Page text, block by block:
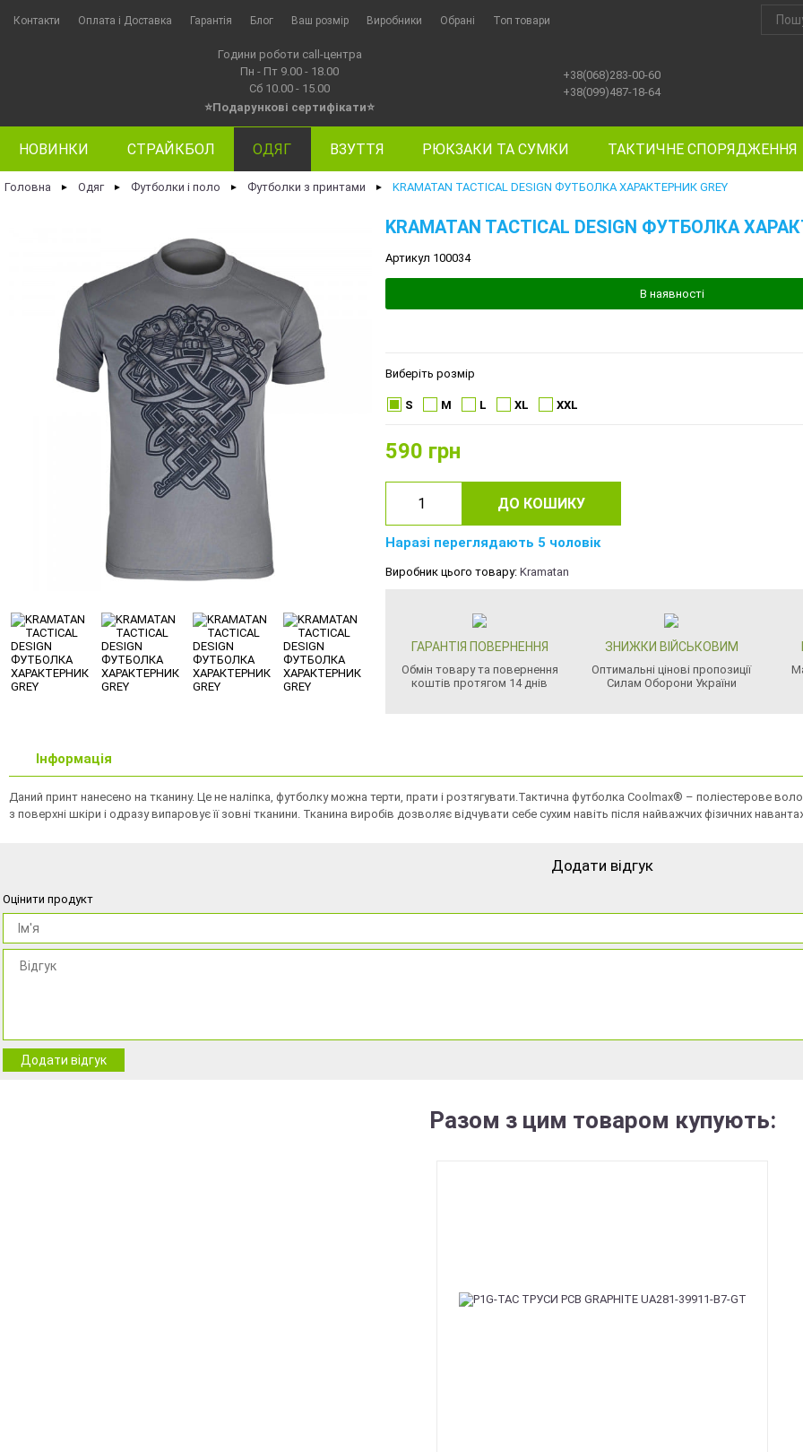
Контакти Оплата i Доставка Гарантія Блог Ваш розмір Виробники Обрані Топ товари
Години роботи call-центра
Пн - Пт 9.00 - 18.00
Сб 10.00 - 15.00
⭐Подарункові сертифікати⭐
+38(068)283-00-60
+38(099)487-18-64
НОВИНКИ СТРАЙКБОЛ ОДЯГ ВЗУТТЯ РЮКЗАКИ ТА СУМКИ ТАКТИЧНЕ СПОРЯДЖЕННЯ
Головна ► Одяг ► Футболки і поло ► Футболки з принтами ► KRAMATAN TACTICAL DESIGN ФУТБОЛКА ХАРАКТЕРНИК GREY
KRAMATAN TACTICAL DESIGN ФУТБОЛКА
Артикул 100034
В наявності
Виберіть розмір
S M L XL XXL
590 грн
ДО КОШИКУ
Наразі переглядають 5 чоловік
Виробник цього товару: Kramatan
ГАРАНТІЯ ПОВЕРНЕННЯ
Обмін товару та повернення
коштів протягом 14 днів
ЗНИЖКИ ВІЙСЬКОВИМ
Оптимальні цінові пропозиції
Силам Оборони України
Інформація
Даний принт нанесено на тканину. Це не наліпка, футболку можна терти, прати і розтягувати.Тактична футболка Coolmax® – поліестерове
з поверхні шкіри і одразу випаровує її зовні тканини. Тканина виробів дозволяє відчувати себе сухим навіть після найважчих фізичних
Додати відгук
Оцінити продукт
Додати відгук
Разом з цим товаром купують: